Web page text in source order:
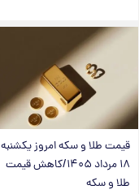
قیمت طلا و سکه امروز یکشنبه
۱۸ مرداد ۱۴۰۵/کاهش قیمت
طلا و سکه